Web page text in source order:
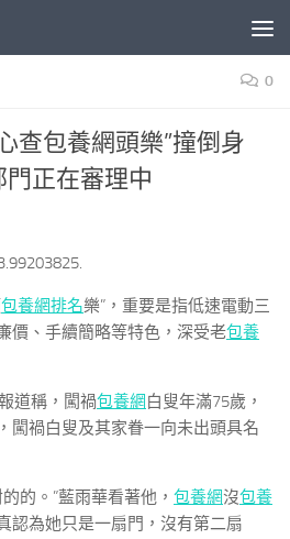
0
查包養網頭樂”撞倒身
正在審理中
包養網排名樂”，重要是指低速電動三
價、手續簡略等特色，深受老包養
道稱，闖禍包養網 白叟年滿75歲，
闖禍白叟及其家眷一向未出頭具名
的。”藍雨華看著他， 包養網沒包養
認為她只是一扇門，沒有第二扇